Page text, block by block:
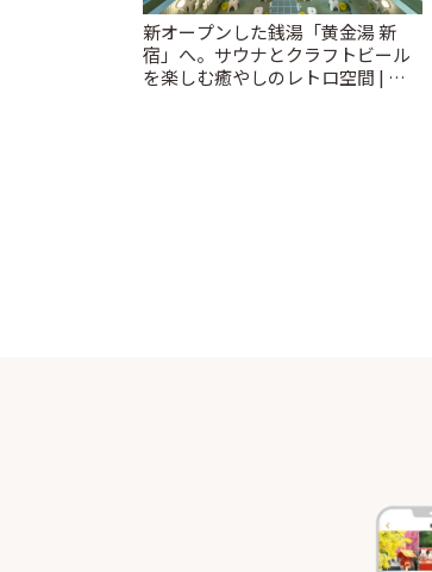
新オープンした銭湯「黄金湯 新
宿」へ。サウナとクラフトビール
を楽しむ癒やしのレトロ空間 | こ